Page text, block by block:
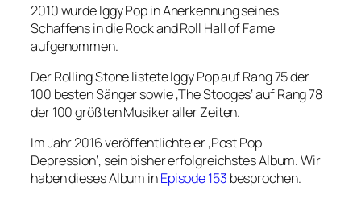
2010 wurde Iggy Pop in Anerkennung seines
Schaffens in die Rock and Roll Hall of Fame
aufgenommen.
Der Rolling Stone listete Iggy Pop auf Rang 75 der
100 besten Sänger sowie ‚The Stooges‘ auf Rang 78
der 100 größten Musiker aller Zeiten.
Im Jahr 2016 veröffentlichte er ‚Post Pop
Depression‘, sein bisher erfolgreichstes Album. Wir
haben dieses Album inEpisode 153 besprochen.